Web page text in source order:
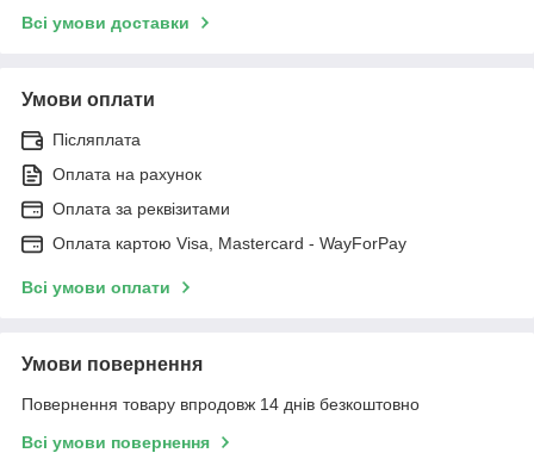
Всі умови доставки
Умови оплати
Післяплата
Оплата на рахунок
Оплата за реквізитами
Оплата картою Visa, Mastercard - WayForPay
Всі умови оплати
Умови повернення
Повернення товару впродовж 14 днів безкоштовно
Всі умови повернення